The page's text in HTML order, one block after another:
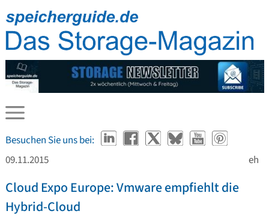
Besuchen Sie uns bei:
09.11.2015
eh
Cloud Expo Europe: Vmware empfiehlt die
Hybrid-Cloud